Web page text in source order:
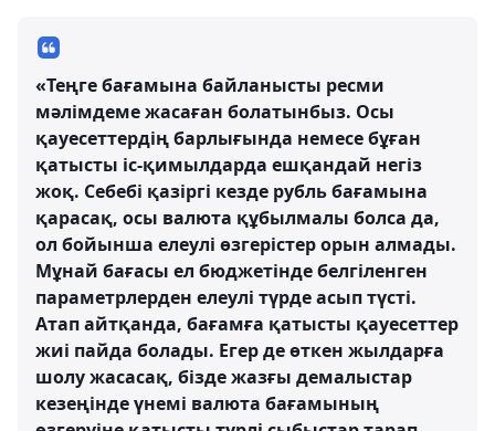
«Теңге бағамына байланысты ресми
мәлімдеме жасаған болатынбыз. Осы
қауесеттердің барлығында немесе бұған
қатысты іс-қимылдарда ешқандай негіз
жоқ. Себебі қазіргі кезде рубль бағамына
қарасақ, осы валюта құбылмалы болса да,
ол бойынша елеулі өзгерістер орын алмады.
Мұнай бағасы ел бюджетінде белгіленген
параметрлерден елеулі түрде асып түсті.
Атап айтқанда, бағамға қатысты қауесеттер
жиі пайда болады. Егер де өткен жылдарға
шолу жасасақ, бізде жазғы демалыстар
кезеңінде үнемі валюта бағамының